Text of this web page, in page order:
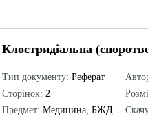
Клостридіальна
Тип документу: Реферат
Сторінок: 2
Предмет: Медицина, БЖД